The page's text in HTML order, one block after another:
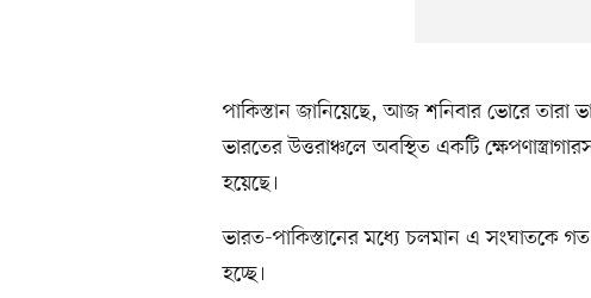
পাকিস্তান জানিয়েছে, আজ শনিবার ভোরে
ভারতের উত্তরাঞ্চলে অবস্থিত একটি
হয়েছে।
ভারত-পাকিস্তানের মধ্যে চলমান এ সংঘাতকে
হচ্ছে।